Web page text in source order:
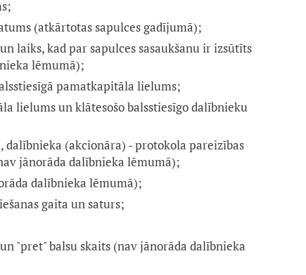
(atkārtotas sapulces gadījumā);
laiks, kad par sapulces sasaukšanu ir izsūtīts
lēmumā);
pamatkapitāla lielums;
lielums un klātesošo balsstiesīgo dalībnieku
dalībnieka (akcionāra) - protokola pareizības
jānorāda dalībnieka lēmumā);
dalībnieka lēmumā);
gaita un saturs;
"pret" balsu skaits (nav jānorāda dalībnieka